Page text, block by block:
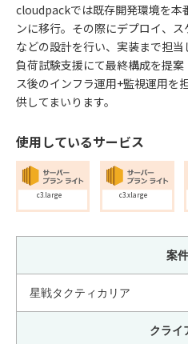
cloudpackでは既存開発環境を本
ンに移行。その際にデプロイ、
などの設計を行い、実装まで担
負荷試験支援にて最終構成を提
ス後のインフラ運用+監視運用を
供してまいります。
使用しているサービス
c3.large c3.xlarge
案
星戦タクティカリア
クライ